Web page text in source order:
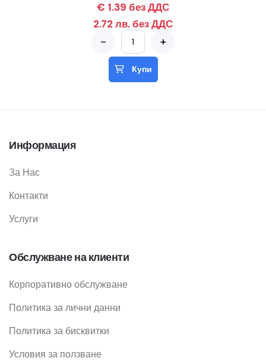
€ 1.39 без ДДС
2.72 лв. без ДДС
- +
Купи
Информация
За Нас
Контакти
Услуги
Обслужване на клиенти
Корпоративно обслужване
Политика за лични данни
Политика за бисквитки
Условия за ползване